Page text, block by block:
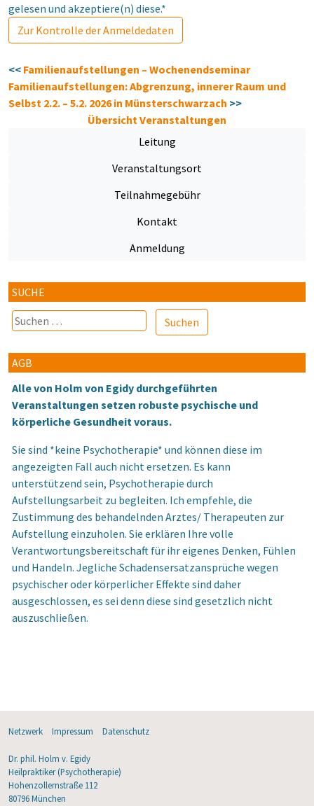
gelesen und akzeptiere(n) diese.*
<< Familienaufstellungen – Wochenendseminar
Familienaufstellungen: Abgrenzung, innerer Raum und
Selbst 2.2. – 5.2. 2026 in Münsterschwarzach >>
Übersicht Veranstaltungen
Leitung
Veranstaltungsort
Teilnahmegebühr
Kontakt
Anmeldung
SUCHE
Suchen
nach:
AGB
Alle von Holm von Egidy durchgeführten
Veranstaltungen setzen robuste psychische und
körperliche Gesundheit voraus.
Sie sind *keine Psychotherapie* und können diese im
angezeigten Fall auch nicht ersetzen. Es kann
unterstützend sein, Psychotherapie durch
Aufstellungsarbeit zu begleiten. Ich empfehle, die
Zustimmung des behandelnden Arztes/ Therapeuten zur
Aufstellung einzuholen. Sie erklären Ihre volle
Verantwortungsbereitschaft für ihr eigenes Denken, Fühlen
und Handeln. Jegliche Schadensersatzansprüche wegen
psychischer oder körperlicher Effekte sind daher
ausgeschlossen, es sei denn diese sind gesetzlich nicht
auszuschließen.
Netzwerk Impressum Datenschutz
Dr. phil. Holm v. Egidy
Heilpraktiker (Psychotherapie)
Hohenzollernstraße 112
80796 München